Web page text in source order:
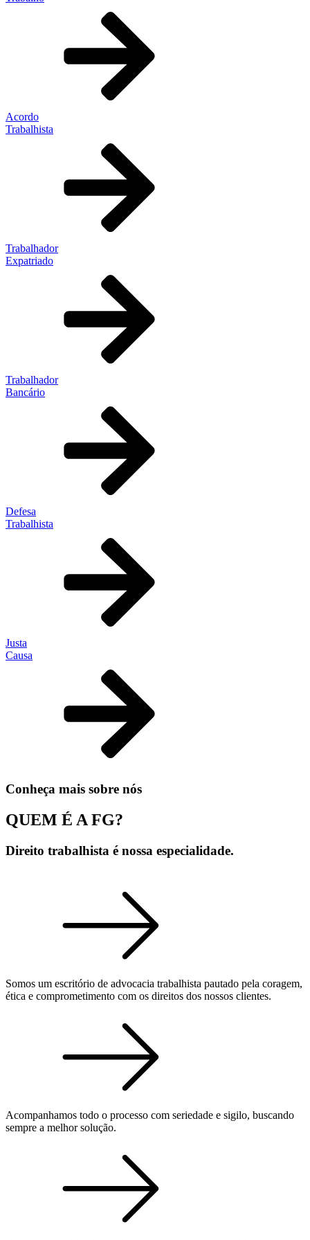
Acordo
Trabalhista
Trabalhador
Expatriado
Trabalhador
Bancário
Defesa
Trabalhista
Justa
Causa
Conheça mais sobre nós
QUEM É A FG?
Direito trabalhista é nossa especialidade.
Somos um escritório de advocacia trabalhista pautado pela coragem,
ética e comprometimento com os direitos dos nossos clientes.
Acompanhamos todo o processo com seriedade e sigilo, buscando
sempre a melhor solução.